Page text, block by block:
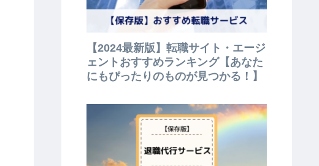
【2024最新版】転職サイト・エージ
ェントおすすめランキング【あなた
にもぴったりのものが見つかる！】